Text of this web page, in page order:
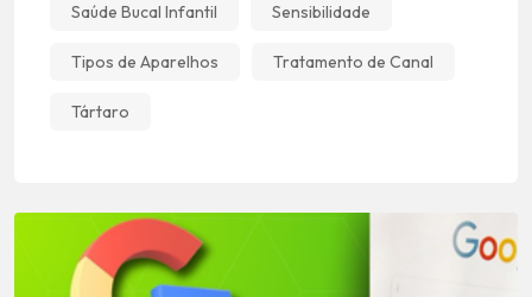
Saúde Bucal Infantil Sensibilidade
Tipos de Aparelhos Tratamento de Canal
Tártaro